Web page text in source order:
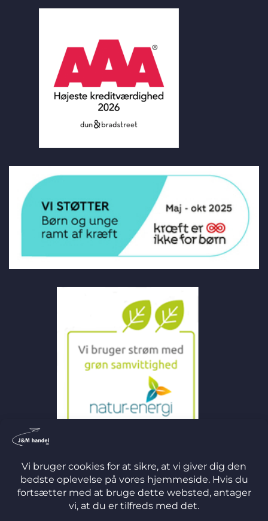
©
2026 J&M Handel ApS